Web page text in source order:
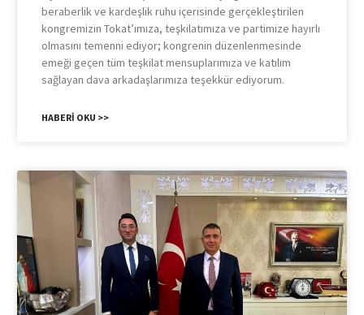
beraberlik ve kardeşlik ruhu içerisinde gerçekleştirilen
kongremizin Tokat’ımıza, teşkilatımıza ve partimize hayırlı
olmasını temenni ediyor; kongrenin düzenlenmesinde
emeği geçen tüm teşkilat mensuplarımıza ve katılım
sağlayan dava arkadaşlarımıza teşekkür ediyorum.
HABERI OKU >>